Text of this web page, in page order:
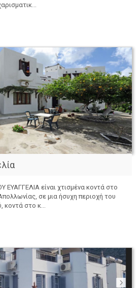
ΕΥΑΓΓΕΛΙΑ είναι χτισμένα κοντά στο
σε μια ήσυχη περιοχή του
κοντά στο κ...